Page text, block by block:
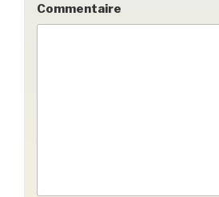
Commentaire